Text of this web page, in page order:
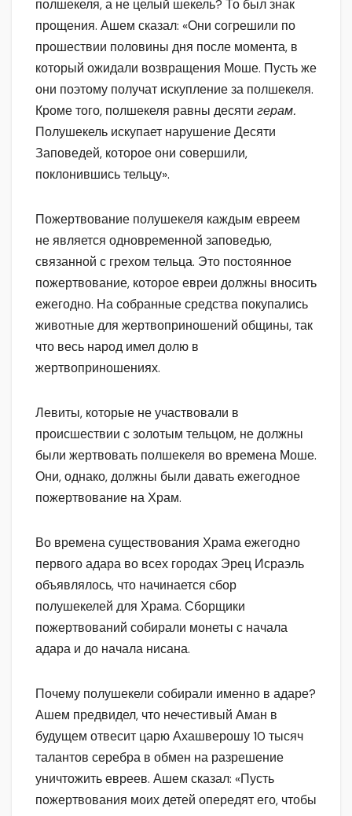
полшекеля, а не целый шекель? То был знак
прощения. Ашем сказал: «Они согрешили по
прошествии половины дня после момента, в
который ожидали возвращения Моше. Пусть же
они поэтому получат искупление за полшекеля.
Кроме того, полшекеля равны десяти герам.
Полушекель искупает нарушение Десяти
Заповедей, которое они совершили,
поклонившись тельцу».
Пожертвование полушекеля каждым евреем
не является одновременной заповедью,
связанной с грехом тельца. Это постоянное
пожертвование, которое евреи должны вносить
ежегодно. На собранные средства покупались
животные для жертвоприношений общины, так
что весь народ имел долю в
жертвоприношениях.
Левиты, которые не участвовали в
происшествии с золотым тельцом, не должны
были жертвовать полшекеля во времена Моше.
Они, однако, должны были давать ежегодное
пожертвование на Храм.
Во времена существования Храма ежегодно
первого адара во всех городах Эрец Исраэль
объявлялось, что начинается сбор
полушекелей для Храма. Сборщики
пожертвований собирали монеты с начала
адара и до начала нисана.
Почему полушекели собирали именно в адаре?
Ашем предвидел, что нечестивый Аман в
будущем отвесит царю Ахашверошу 10 тысяч
талантов серебра в обмен на разрешение
уничтожить евреев. Ашем сказал: «Пусть
пожертвования моих детей опередят его, чтобы